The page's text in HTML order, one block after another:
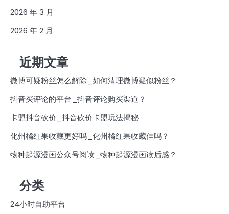
2026 年 3 月
2026 年 2 月
近期文章
微博可疑粉丝怎么解除_如何清理微博疑似粉丝？
抖音买评论的平台_抖音评论购买渠道？
卡盟抖音砍价_抖音砍价卡盟玩法揭秘
化州橘红果收藏更好吗_化州橘红果收藏佳吗？
物种起源漫画公众号阅读_物种起源漫画读后感？
分类
24小时自助平台